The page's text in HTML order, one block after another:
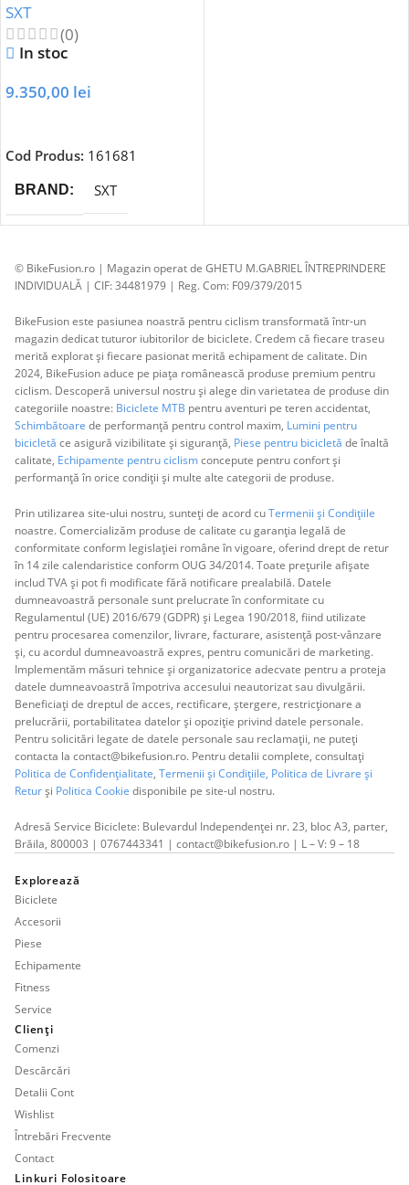
SXT
(0)
In stoc
9.350,00 lei
Cod Produs: 161681
BRAND SXT
© BikeFusion.ro | Magazin operat de GHETU M.GABRIEL ÎNTREPRINDERE
INDIVIDUALĂ | CIF: 34481979 | Reg. Com: F09/379/2015
BikeFusion este pasiunea noastră pentru ciclism transformată într-un
magazin dedicat tuturor iubitorilor de biciclete. Credem că fiecare traseu
merită explorat și fiecare pasionat merită echipament de calitate. Din
2024, BikeFusion aduce pe piața românească produse premium pentru
ciclism. Descoperă universul nostru și alege din varietatea de produse din
categoriile noastre: Biciclete MTB pentru aventuri pe teren accidentat,
Schimbătoare de performanță pentru control maxim, Lumini pentru
bicicletă ce asigură vizibilitate și siguranță, Piese pentru bicicletă de înaltă
calitate, Echipamente pentru ciclismconcepute pentru confort și
performanță în orice condiții și multe alte categorii de produse.
Prin utilizarea site-ului nostru, sunteți de acord cuTermenii și Condițiile
noastre. Comercializăm produse de calitate cu garanția legală de
conformitate conform legislației române în vigoare, oferind drept de retur
în 14 zile calendaristice conform OUG 34/2014. Toate prețurile afișate
includ TVA și pot fi modificate fără notificare prealabilă. Datele
dumneavoastră personale sunt prelucrate în conformitate cu
Regulamentul (UE) 2016/679 (GDPR) și Legea 190/2018, fiind utilizate
pentru procesarea comenzilor, livrare, facturare, asistență post-vânzare
și, cu acordul dumneavoastră expres, pentru comunicări de marketing.
Implementăm măsuri tehnice și organizatorice adecvate pentru a proteja
datele dumneavoastră împotriva accesului neautorizat sau divulgării.
Beneficiați de dreptul de acces, rectificare, ștergere, restricționare a
prelucrării, portabilitatea datelor și opoziție privind datele personale.
Pentru solicitări legate de datele personale sau reclamații, ne puteți
contacta la contact@bikefusion.ro. Pentru detalii complete, consultați
Politica de Confidențialitate, Termenii și Condițiile, Politica de Livrare și
Returși Politica Cookie disponibile pe site-ul nostru.
Adresă Service Biciclete: Bulevardul Independenței nr. 23, bloc A3, parter,
Brăila, 800003 | 0767443341 | contact@bikefusion.ro | L – V: 9 – 18
Explorează
Biciclete
Accesorii
Piese
Echipamente
Fitness
Service
Clienți
Comenzi
Descărcări
Detalii Cont
Wishlist
Întrebări Frecvente
Contact
Linkuri Folositoare